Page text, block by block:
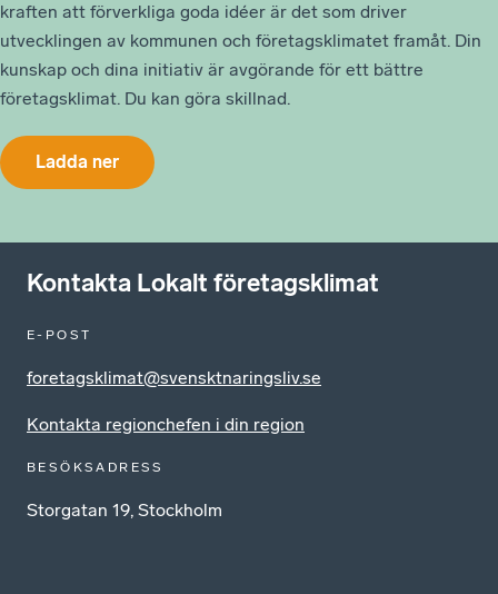
kraften att förverkliga goda idéer är det som driver
utvecklingen av kommunen och företagsklimatet framåt. Din
kunskap och dina initiativ är avgörande för ett bättre
företagsklimat. Du kan göra skillnad.
Ladda ner
Kontakta Lokalt företagsklimat
E-POST
foretagsklimat@svensktnaringsliv.se
Kontakta regionchefen i din region
BESÖKSADRESS
Storgatan 19, Stockholm